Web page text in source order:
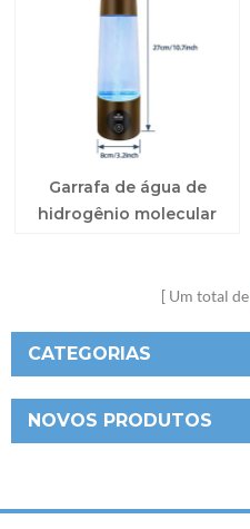
Garrafa de água de
hidrogênio molecular
Um total de
CATEGORIAS
NOVOS PRODUTOS